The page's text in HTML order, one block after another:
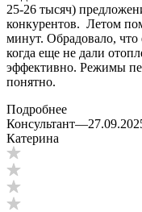
25-26 тысяч)
конкурентов. Летом
минут. Обрадовало,
когда еще не дали
эффективно. Режимы
понятно.
Подробнее
Консультант—
Катерина